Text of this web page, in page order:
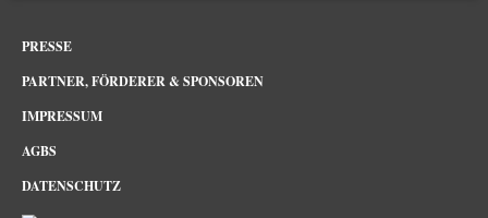
PRESSE
PARTNER, FÖRDERER & SPONSOREN
IMPRESSUM
AGBS
DATENSCHUTZ